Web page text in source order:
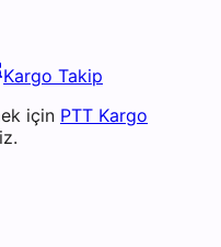
Kargo Takip
için PTT Kargo